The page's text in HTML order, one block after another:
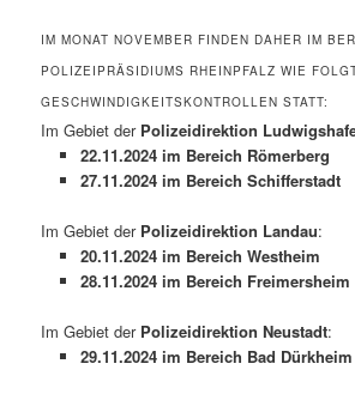
IM MONAT NOVEMBER FINDEN DAHER IM
POLIZEIPRÄSIDIUMS RHEINPFALZ WIE
GESCHWINDIGKEITSKONTROLLEN STATT:
Im Gebiet der Polizeidirektion
22.11.2024 im Bereich Römerberg
27.11.2024 im Bereich Schifferstadt
Im Gebiet der Polizeidirektion Landau:
20.11.2024 im Bereich Westheim
28.11.2024 im Bereich Freimersheim
Im Gebiet der Polizeidirektion Neustadt:
29.11.2024 im Bereich Bad Dürkheim